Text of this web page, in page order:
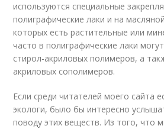
используются специальные
полиграфические лаки и на
которых есть растительные или
часто в полиграфические лаки
стирол-акриловых полимеров, а
акриловых сополимеров.
Если среди читателей моего сайта
экологи, было бы интересно
поводу этих веществ. Из того, что